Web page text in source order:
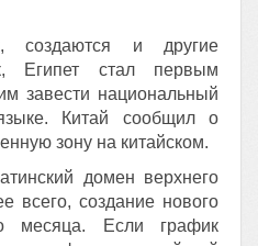
создаются и другие
Египет стал первым
завести национальный
Китай сообщил о
зону на китайском.
домен верхнего
всего, создание нового
месяца. Если график